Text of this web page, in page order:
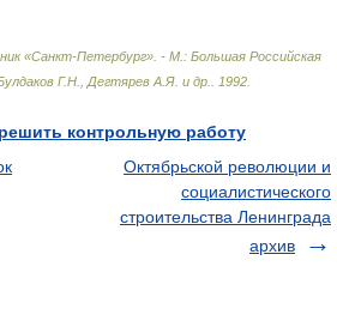
«Санкт-Петербург». - М.: Большая Российская
Г.Н., Дегтярев А.Я. и др. 1992
контрольную работу
Октябрьской революции и
социалистического
строительства Ленинграда
архив